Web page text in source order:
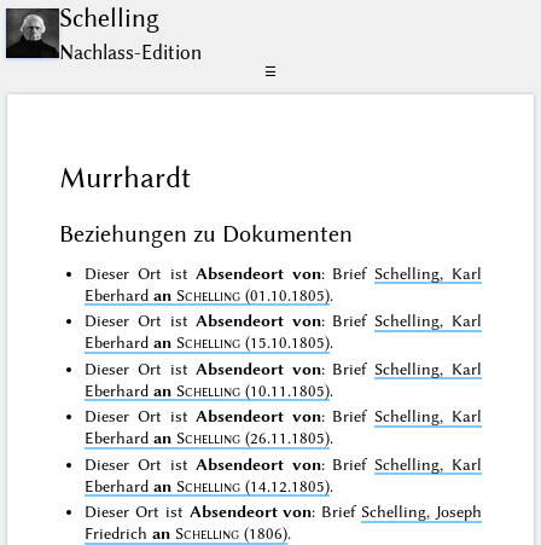
Schelling
Nachlass-Edition
☰
Murrhardt
Beziehungen zu Dokumenten
Dieser Ort ist Absendeort von: Brief Schelling, Karl
Eberhardan Schelling (01.10.1805).
Dieser Ort istAbsendeort von: BriefSchelling, Karl
Eberhardan Schelling (15.10.1805).
Dieser Ort ist Absendeort von: Brief Schelling, Karl
Eberhardan Schelling (10.11.1805).
Dieser Ort istAbsendeort von: BriefSchelling, Karl
Eberhardan Schelling (26.11.1805).
Dieser Ort ist Absendeort von: Brief Schelling, Karl
Eberhardan Schelling (14.12.1805).
Dieser Ort ist Absendeort von: Brief Schelling, Joseph
Friedrichan Schelling (1806).